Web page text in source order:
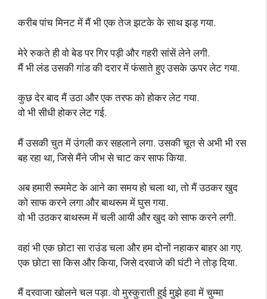
करीब पांच मिनट में मैं भी एक तेज झटके के साथ झड़ गया.
मेरे रुकते ही वो बेड पर गिर पड़ी और गहरी सांसें लेने लगी.
मैं भी लंड उसकी गांड की दरार में फंसाते हुए उसके ऊपर लेट गया.
कुछ देर बाद मैं उठा और एक तरफ को होकर लेट गया.
वो भी सीधी होकर लेट गई.
मैं उसकी चुत में उंगली कर सहलाने लगा. उसकी चूत से अभी भी रस
बह रहा था, जिसे मैंने जीभ से चाट कर साफ किया.
अब हमारी रूममेट के आने का समय हो चला था, तो मैं उठकर खुद
को साफ करने लगा और बाथरूम में घुस गया.
वो भी उठकर बाथरूम में चली आयी और खुद को साफ करने लगी.
वहां भी एक छोटा सा राउंड चला और हम दोनों नहाकर बाहर आ गए.
एक छोटा सा किस और किया, जिसे दरवाजे की घंटी ने तोड़ दिया.
मैं दरवाजा खोलने चल पड़ा. वो मुस्कुराती हुई मुझे हवा में चुम्मा